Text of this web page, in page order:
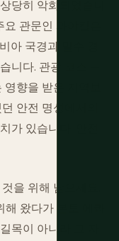
당히 악화되었습니
관문인 과야킬은
아 국경과 밀수 경
니다. 관광 코스 —
향을 받은 지역보
안전 명성에서의
가 있습니다. 안전
을 위해 남으세요.
왔다가 본토 에콰
목이 아니라 그 자